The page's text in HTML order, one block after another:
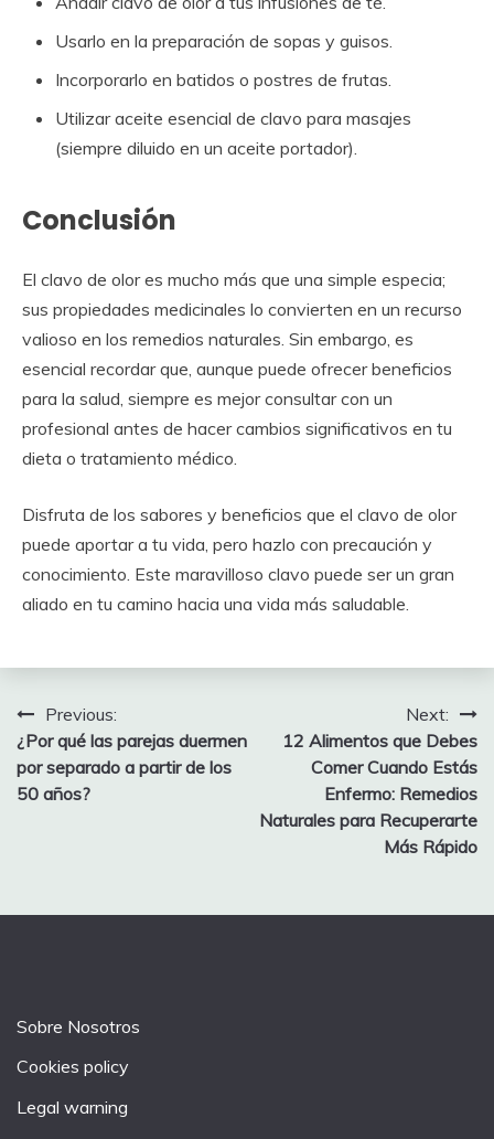
Usarlo en la preparación de sopas y guisos.
Incorporarlo en batidos o postres de frutas.
Utilizar aceite esencial de clavo para masajes
(siempre diluido en un aceite portador).
Conclusión
El clavo de olor es mucho más que una simple especia;
sus propiedades medicinales lo convierten en un recurso
valioso en los remedios naturales. Sin embargo, es
esencial recordar que, aunque puede ofrecer beneficios
para la salud, siempre es mejor consultar con un
profesional antes de hacer cambios significativos en tu
dieta o tratamiento médico.
Disfruta de los sabores y beneficios que el clavo de olor
puede aportar a tu vida, pero hazlo con precaución y
conocimiento. Este maravilloso clavo puede ser un gran
aliado en tu camino hacia una vida más saludable.
Post
navigation
Previous:
¿Por qué las parejas duermen
por separado a partir de los
50 años?
Next:
12 Alimentos que Debes
Comer Cuando Estás
Enfermo: Remedios
Naturales para Recuperarte
Más Rápido
Sobre Nosotros
Cookies policy
Legal warning